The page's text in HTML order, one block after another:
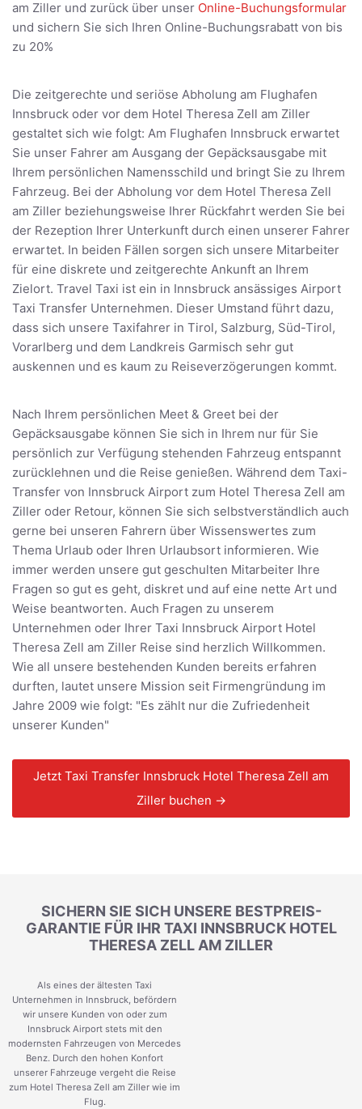
am Ziller und zurück über unser Online-Buchungsformular
und sichern Sie sich Ihren Online-Buchungsrabatt von bis
zu 20%
Die zeitgerechte und seriöse Abholung am Flughafen
Innsbruck oder vor dem Hotel Theresa Zell am Ziller
gestaltet sich wie folgt: Am Flughafen Innsbruck erwartet
Sie unser Fahrer am Ausgang der Gepäcksausgabe mit
Ihrem persönlichen Namensschild und bringt Sie zu Ihrem
Fahrzeug. Bei der Abholung vor dem Hotel Theresa Zell
am Ziller beziehungsweise Ihrer Rückfahrt werden Sie bei
der Rezeption Ihrer Unterkunft durch einen unserer Fahrer
erwartet. In beiden Fällen sorgen sich unsere Mitarbeiter
für eine diskrete und zeitgerechte Ankunft an Ihrem
Zielort. Travel Taxi ist ein in Innsbruck ansässiges Airport
Taxi Transfer Unternehmen. Dieser Umstand führt dazu,
dass sich unsere Taxifahrer in Tirol, Salzburg, Süd-Tirol,
Vorarlberg und dem Landkreis Garmisch sehr gut
auskennen und es kaum zu Reiseverzögerungen kommt.
Nach Ihrem persönlichen Meet & Greet bei der
Gepäcksausgabe können Sie sich in Ihrem nur für Sie
persönlich zur Verfügung stehenden Fahrzeug entspannt
zurücklehnen und die Reise genießen. Während dem Taxi-
Transfer von Innsbruck Airport zum Hotel Theresa Zell am
Ziller oder Retour, können Sie sich selbstverständlich auch
gerne bei unseren Fahrern über Wissenswertes zum
Thema Urlaub oder Ihren Urlaubsort informieren. Wie
immer werden unsere gut geschulten Mitarbeiter Ihre
Fragen so gut es geht, diskret und auf eine nette Art und
Weise beantworten. Auch Fragen zu unserem
Unternehmen oder Ihrer Taxi Innsbruck Airport Hotel
Theresa Zell am Ziller Reise sind herzlich Willkommen.
Wie all unsere bestehenden Kunden bereits erfahren
durften, lautet unsere Mission seit Firmengründung im
Jahre 2009 wie folgt: "Es zählt nur die Zufriedenheit
unserer Kunden"
Jetzt Taxi Transfer Innsbruck Hotel Theresa Zell am
Ziller buchen →
SICHERN SIE SICH UNSERE BESTPREIS-
GARANTIE FÜR IHR TAXI INNSBRUCK HOTEL
THERESA ZELL AM ZILLER
Als eines der ältesten Taxi
Unternehmen in Innsbruck, befördern
wir unsere Kunden von oder zum
Innsbruck Airport stets mit den
modernsten Fahrzeugen von Mercedes
Benz. Durch den hohen Konfort
unserer Fahrzeuge vergeht die Reise
zum Hotel Theresa Zell am Ziller wie im
Flug.